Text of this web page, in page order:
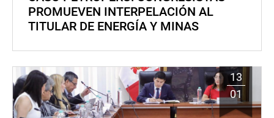
PROMUEVEN INTERPELACIÓN AL
TITULAR DE ENERGÍA Y MINAS
13
01